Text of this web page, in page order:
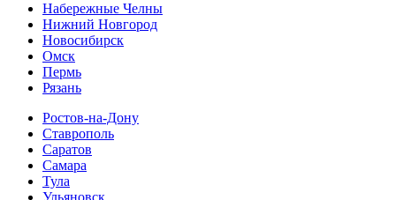
Набережные Челны
Нижний Новгород
Новосибирск
Омск
Пермь
Рязань
Ростов-на-Дону
Ставрополь
Саратов
Самара
Тула